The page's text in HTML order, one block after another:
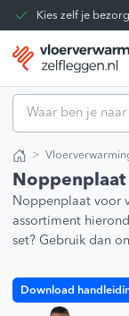
Kies zelf je
Tot 30 dagen
Gratis verzending
Noppenplaat voor
assortiment
set? Gebruik dan
Download